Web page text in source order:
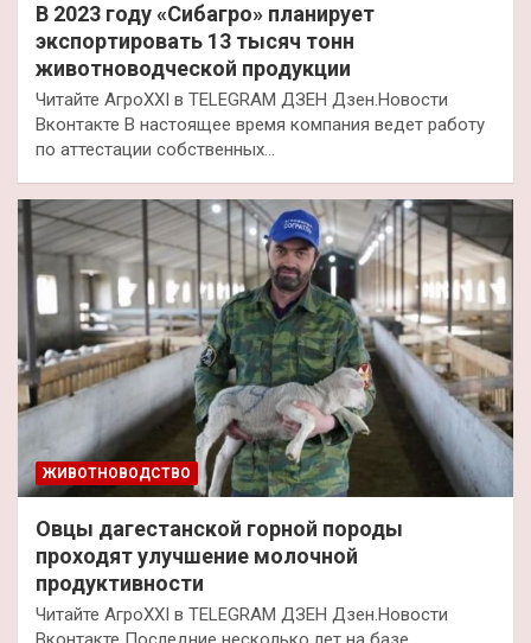
В 2023 году «Сибагро» планирует
экспортировать 13 тысяч тонн
животноводческой продукции
Читайте АгроXXI в TELEGRAM ДЗЕН Дзен.Новости
Вконтакте В настоящее время компания ведет работу
по аттестации собственных…
ЖИВОТНОВОДСТВО
Овцы дагестанской горной породы
проходят улучшение молочной
продуктивности
Читайте АгроXXI в TELEGRAM ДЗЕН Дзен.Новости